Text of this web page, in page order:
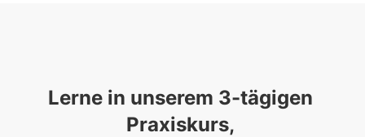
Lerne in unserem 3-tägigen
Praxiskurs,